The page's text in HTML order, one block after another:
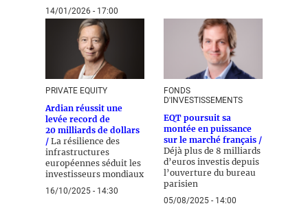
14/01/2026 - 17:00
PRIVATE EQUITY
Ardian réussit une
levée record de
20 milliards de dollars
/ La résilience des
infrastructures
européennes séduit les
investisseurs mondiaux
16/10/2025 - 14:30
FONDS
D'INVESTISSEMENTS
EQT poursuit sa
montée en puissance
sur le marché français /
Déjà plus de 8 milliards
d’euros investis depuis
l’ouverture du bureau
parisien
05/08/2025 - 14:00